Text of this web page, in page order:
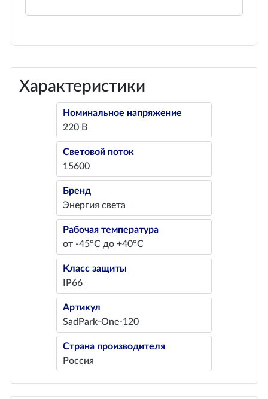
Характеристики
Номинальное напряжение
220 В
Световой поток
15600
Бренд
Энергия света
Рабочая температура
от -45°С до +40°С
Класс защиты
IP66
Артикул
SadPark-One-120
Страна производителя
Россия